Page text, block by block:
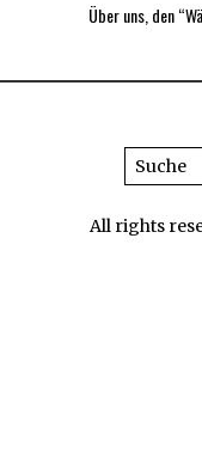
Über uns, den
All rights